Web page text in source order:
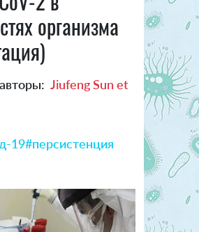
организма
Jiufeng Sun et
19#персистенция